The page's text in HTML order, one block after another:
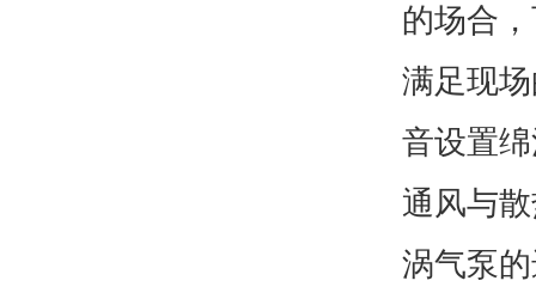
的场合
满足现
音设置
通风与
涡气泵